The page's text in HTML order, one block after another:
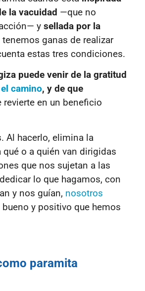
la vacuidad —que no
y sellada por la
ganas de realizar
estas tres condiciones.
puede venir de la gratitud
camino, y de que
en un beneficio
Al hacerlo, elimina la
o a quién van dirigidas
que nos sujetan a las
lo que hagamos, con
y nos guían, nosotros
y positivo que hemos
paramita